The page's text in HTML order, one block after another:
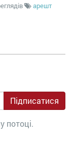
арешт
Підписатися
потоці.